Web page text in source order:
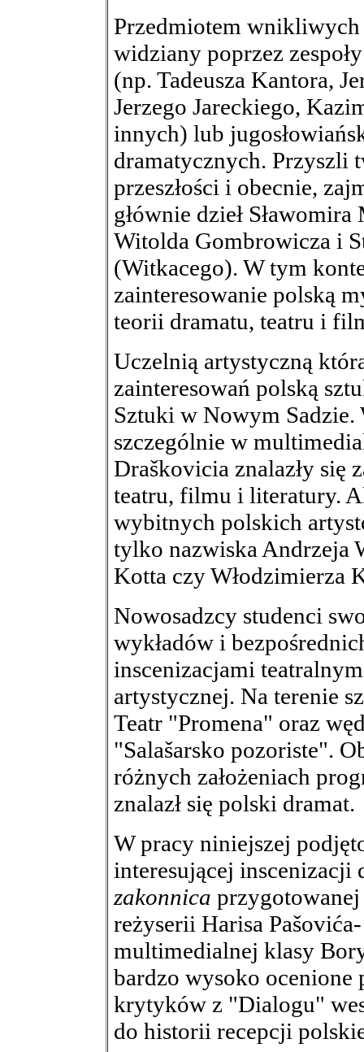
Przedmiotem wnikliwych
widziany poprzez
(np. Tadeusza Kantora,
Jerzego Jareckiego,
innych) lub
dramatycznych. Przyszli
przeszłości i obecnie,
głównie dzieł
Witolda Gombrowicza i
(Witkacego). W tym
zainteresowanie polską
teorii dramatu, teatru i
Uczelnią artystyczną
zainteresowań polską
Sztuki w Nowym Sadzie.
szczególnie w
Draškovicia znalazły się
teatru, filmu i literatury.
wybitnych polskich
tylko nazwiska Andrzeja
Kotta czy Włodzimierza
Nowosadzcy studenci
wykładów i
inscenizacjami
artystycznej. Na terenie
Teatr "Promena" oraz
"Salašarsko pozoriste".
różnych założeniach
znalazł się polski dramat.
W pracy niniejszej
interesującej inscenizacji
zakonnica
reżyserii Harisa
multimedialnej klasy
bardzo wysoko ocenione
krytyków z "Dialogu"
do historii recepcji